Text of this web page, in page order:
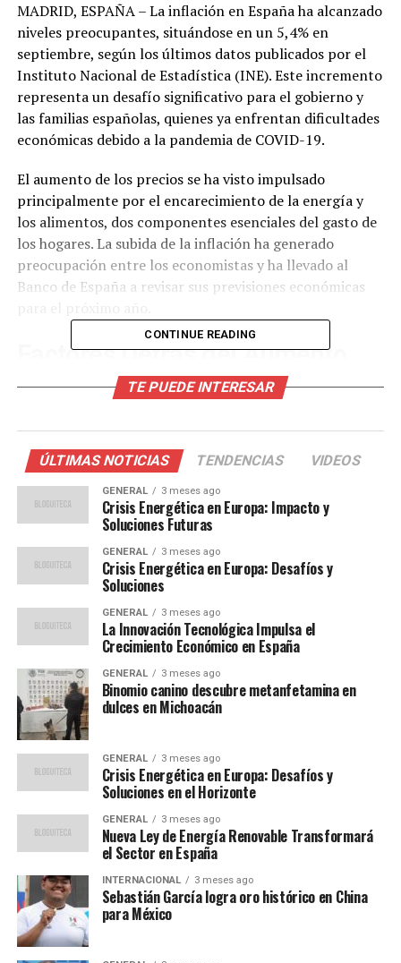
MADRID, ESPAÑA – La inflación en España ha alcanzado
niveles preocupantes, situándose en un 5,4% en
septiembre, según los últimos datos publicados por el
Instituto Nacional de Estadística (INE). Este incremento
representa un desafío significativo para el gobierno y
las familias españolas, quienes ya enfrentan dificultades
económicas debido a la pandemia de COVID-19.
El aumento de los precios se ha visto impulsado
principalmente por el encarecimiento de la energía y
los alimentos, dos componentes esenciales del gasto de
los hogares. La subida de la inflación ha generado
preocupación entre los economistas y ha llevado al
Banco de España a revisar sus previsiones económicas
Factores Detrás del Aumento
La inflación en España ha sido impulsada por varios
precios de la energía, especialmente del gas y la
electricidad, ha tenido un impacto significativo. Este
fenómeno no es exclusivo de España, ya que muchos
países europeos están experimentando aumentos
similares debido a la escasez de suministros y la alta
demanda post-pandemia.
Además, los problemas en la cadena de suministro
global han contribuido al aumento de los precios de los
alimentos y otros bienes de consumo. La pandemia ha
causado interrupciones en la producción y el
transporte, lo que ha llevado a un aumento de los costos
que se trasladan a los consumidores.
Opiniones de Expertos
Los economistas están divididos sobre cuánto tiempo
persistirá esta inflación. Según María López, economista
jefe de una importante consultora en Madrid,
“Es probable que veamos
una estabilización de los
precios a medida que las
CONTINUE READING
TE PUEDE INTERESAR
ÚLTIMAS NOTICIAS TENDENCIAS VIDEOS
GENERAL 3 meses ago
Crisis Energética en Europa: Impacto y
Soluciones Futuras
GENERAL 3 meses ago
Crisis Energética en Europa: Desafíos y
Soluciones
GENERAL 3 meses ago
La Innovación Tecnológica Impulsa el
Crecimiento Económico en España
GENERAL 3 meses ago
Binomio canino descubre metanfetamina en
dulces en Michoacán
GENERAL 3 meses ago
Crisis Energética en Europa: Desafíos y
Soluciones en el Horizonte
GENERAL 3 meses ago
Nueva Ley de Energía Renovable Transformará
el Sector en España
INTERNACIONAL 3 meses ago
Sebastián García logra oro histórico en China
para México